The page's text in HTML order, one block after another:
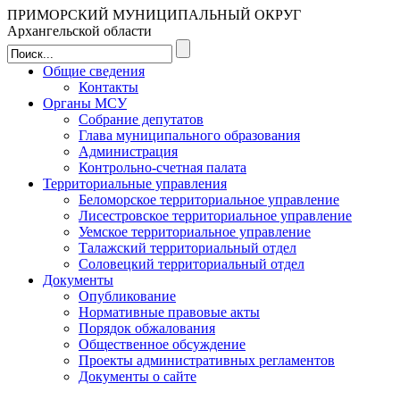
ПРИМОРСКИЙ МУНИЦИПАЛЬНЫЙ ОКРУГ
Архангельской области
Общие сведения
Контакты
Органы МСУ
Собрание депутатов
Глава муниципального образования
Администрация
Контрольно-счетная палата
Территориальные управления
Беломорское территориальное управление
Лисестровское территориальное управление
Уемское территориальное управление
Талажский территориальный отдел
Соловецкий территориальный отдел
Документы
Опубликование
Нормативные правовые акты
Порядок обжалования
Общественное обсуждение
Проекты административных регламентов
Документы о сайте